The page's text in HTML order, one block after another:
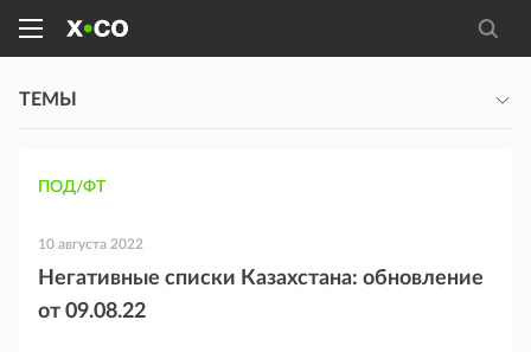
ТЕМЫ
ПОД/ФТ
10 августа 2022
Негативные списки Казахстана: обновление
от 09.08.22